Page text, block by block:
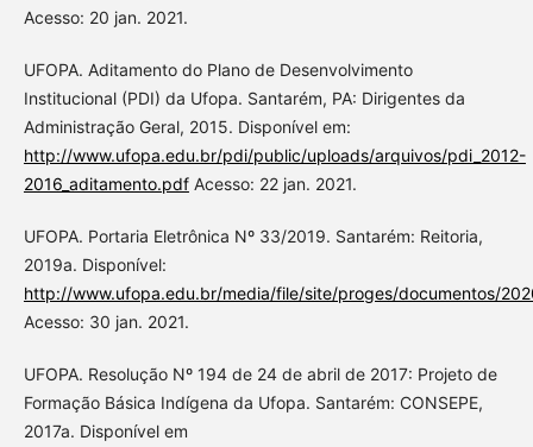
Acesso: 20 jan. 2021.
UFOPA. Aditamento do Plano de Desenvolvimento
Institucional (PDI) da Ufopa. Santarém, PA: Dirigentes da
Administração Geral, 2015. Disponível em:
http://www.ufopa.edu.br/pdi/public/uploads/arquivos/pdi_2012-
2016_aditamento.pdfAcesso: 22 jan. 2021.
UFOPA. Portaria Eletrônica Nº 33/2019. Santarém: Reitoria,
2019a. Disponível:
http://www.ufopa.edu.br/media/file/site/proges/documentos/
Acesso: 30 jan. 2021.
UFOPA. Resolução Nº 194 de 24 de abril de 2017: Projeto de
Formação Básica Indígena da Ufopa. Santarém: CONSEPE,
2017a. Disponível em